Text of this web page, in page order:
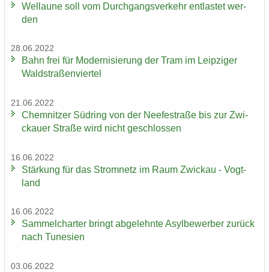
Wel­lau­ne soll vom Durch­gangs­ver­kehr ent­las­tet wer­
den
28.06.2022
Bahn frei für Mo­der­ni­sie­rung der Tram im Leip­zi­ger
Wald­stra­ßen­vier­tel
21.06.2022
Chem­nit­zer Süd­ring von der Nee­fe­st­ra­ße bis zur Zwi­
ckau­er Stra­ße wird nicht ge­schlos­sen
16.06.2022
Stär­kung für das Strom­netz im Raum Zwi­ckau - Vogt­
land
16.06.2022
Sam­mel­char­ter bringt ab­ge­lehn­te Asyl­be­wer­ber zu­rück
nach Tu­ne­si­en
03.06.2022